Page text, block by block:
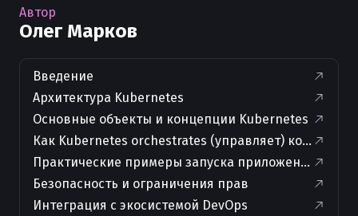
Автор
Олег Марков
Введение
Архитектура Kubernetes
Основные объекты и концепции Kubernetes
Как Kubernetes orchestrates (управляет)
Практические примеры запуска приложения в
Безопасность и ограничения прав
Интеграция с экосистемой DevOps